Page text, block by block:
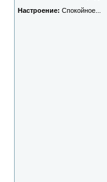
Настроение: Спокойное...